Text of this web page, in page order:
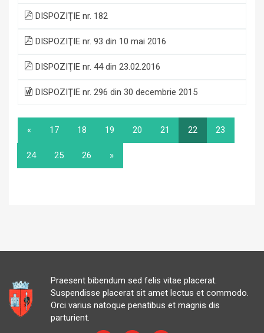
DISPOZIŢIE nr. 182
DISPOZIŢIE nr. 93 din 10 mai 2016
DISPOZIŢIE nr. 44 din 23.02.2016
DISPOZIŢIE nr. 296 din 30 decembrie 2015
« 17 18 19 20 21 22 23
24 25 26 »
Praesent bibendum sed felis vitae placerat.
Suspendisse placerat sit amet lectus et commodo.
Orci varius natoque penatibus et magnis dis
parturient.